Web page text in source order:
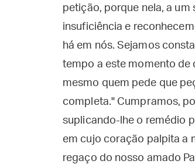
petição, porque nela, a
insuficiência e
há em nós. Sejamos
tempo a este momento de
mesmo quem pede que
completa." Cumpramos,
suplicando-lhe o remédio
em cujo coração palpita a
regaço do nosso amado